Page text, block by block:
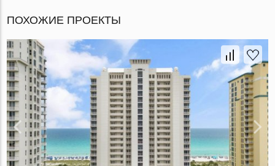
ПОХОЖИЕ ПРОЕКТЫ